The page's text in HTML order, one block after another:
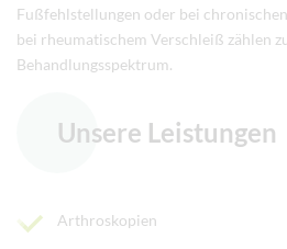
Fußfehlstellungen oder bei
bei rheumatischem Verschleiß zählen
Behandlungsspektrum.
Unsere Leistungen
Arthroskopien